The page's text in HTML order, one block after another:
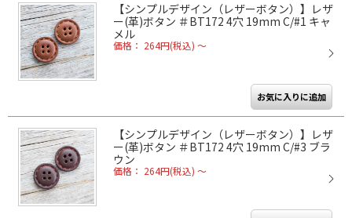
【シンプルデザイン（レザーボタン）】レザ
ー(革)ボタン ＃BT172 4穴 19mm C/#1 キャ
メル
価格： 264円(税込) ～
【シンプルデザイン（レザーボタン）】レザ
ー(革)ボタン ＃BT172 4穴 19mm C/#3 ブラ
ウン
価格： 264円(税込) ～